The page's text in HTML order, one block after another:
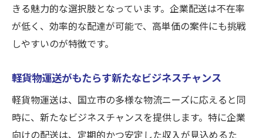
きる魅力的な選択肢となっています。企業配送は不在率
が低く、効率的な配達が可能で、高単価の案件にも挑戦
しやすいのが特徴です。
軽貨物運送がもたらす新たなビジネスチャンス
軽貨物運送は、国立市の多様な物流ニーズに応えると同
時に、新たなビジネスチャンスを提供します。特に企業
向けの配送は、定期的かつ安定した収入が見込めるた